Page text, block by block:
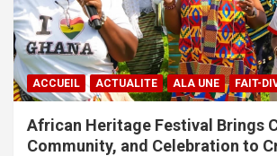
ACCUEIL ACTUALITE ALA UNE FAIT-
African Heritage Festival Brings
Community, and Celebration to